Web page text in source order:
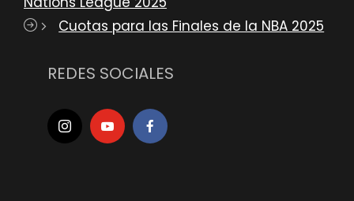
Cuotas para las Finales de la NBA 2025
REDES SOCIALES